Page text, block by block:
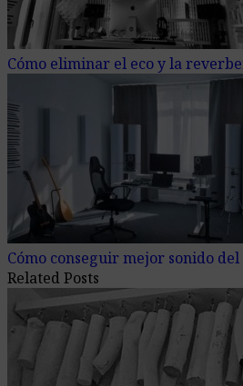
Cómo eliminar el eco y la
Cómo conseguir mejor sonido
Related Posts